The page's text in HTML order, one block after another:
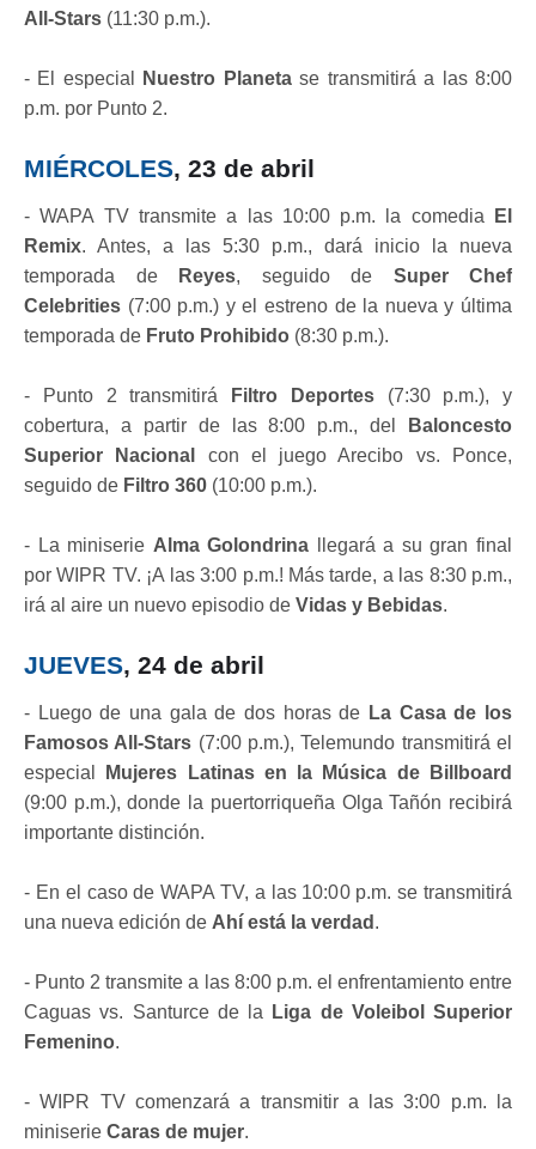
All-Stars (11:30 p.m.).
- El especial Nuestro Planetase transmitirá a las 8:00
p.m. por Punto 2.
MIÉRCOLES, 23 de abril
- WAPA TV transmite a las 10:00 p.m. la comedia
El
Remix. Antes, a las 5:30 p.m., dará inicio la nueva
temporada de
Reyes, seguido de Super Chef
Celebrities (7:00 p.m.) y el estreno de la nueva y última
temporada de Fruto Prohibido (8:30 p.m.).
- Punto 2 transmitirá Filtro Deportes(7:30 p.m.), y
cobertura, a partir de las 8:00 p.m., del
Baloncesto
Superior Nacional
con el juego Arecibo vs. Ponce,
seguido de Filtro 360 (10:00 p.m.).
- La miniserie Alma Golondrina llegará a su gran final
por WIPR TV. ¡A las 3:00 p.m.! Más tarde, a las 8:30 p.m.,
irá al aire un nuevo episodio de Vidas y Bebidas.
JUEVES, 24 de abril
- Luego de una gala de dos horas de La Casa de los
Famosos All-Stars (7:00 p.m.), Telemundo transmitirá el
especial
Mujeres Latinas en la Música de Billboard
(9:00 p.m.), donde la puertorriqueña Olga Tañón recibirá
importante distinción.
- En el caso de WAPA TV, a las 10:00 p.m. se transmitirá
una nueva edición de Ahí está la verdad .
- Punto 2 transmite a las 8:00 p.m. el enfrentamiento entre
Caguas vs. Santurce de la
Liga de Voleibol Superior
Femenino.
- WIPR TV comenzará a transmitir a las 3:00 p.m. la
miniserie Caras de mujer.